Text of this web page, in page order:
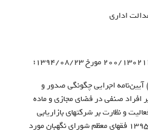
اداری
بندهای (ب) و (ج) ماده (۱) آیین‌نامه اجرایی چگونگی صدور و
افراد صنفی در فضای مجازی و ماده
و نظارت بر شرکتهای بازاریابی
شبکه‌ای، در جلسه مورخ ۱۳۹۵/۰۸/۱۹ فقهای معظم شورای نگهبان مورد